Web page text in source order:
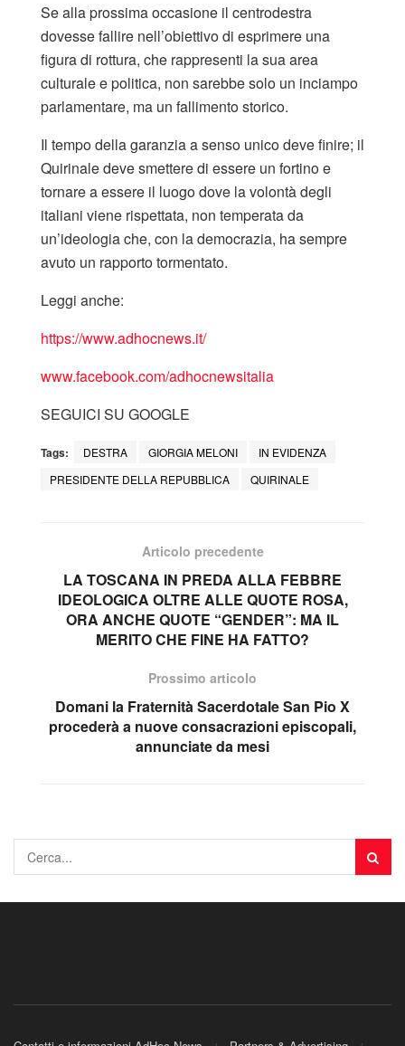
​Se alla prossima occasione il centrodestra
dovesse fallire nell’obiettivo di esprimere una
figura di rottura, che rappresenti la sua area
culturale e politica, non sarebbe solo un inciampo
parlamentare, ma un fallimento storico.
Il tempo della garanzia a senso unico deve finire; il
Quirinale deve smettere di essere un fortino e
tornare a essere il luogo dove la volontà degli
italiani viene rispettata, non temperata da
un’ideologia che, con la democrazia, ha sempre
avuto un rapporto tormentato.
Leggi anche:
https://www.adhocnews.it/
www.facebook.com/adhocnewsitalia
SEGUICI SU GOOGLE
Tags: DESTRA GIORGIA MELONI
IN EVIDENZA
PRESIDENTE DELLA REPUBBLICA
QUIRINALE
Articolo precedente
LA TOSCANA IN PREDA ALLA FEBBRE
IDEOLOGICA OLTRE ALLE QUOTE ROSA,
ORA ANCHE QUOTE “GENDER”: MA IL
MERITO CHE FINE HA FATTO?
Prossimo articolo
Domani la Fraternità Sacerdotale San Pio X
procederà a nuove consacrazioni episcopali,
annunciate da mesi